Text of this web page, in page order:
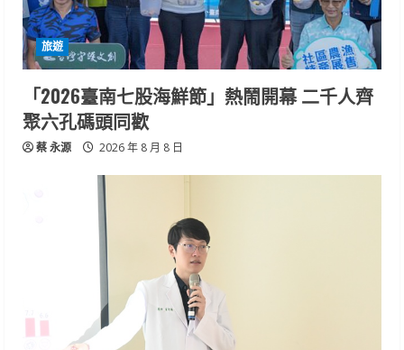
旅遊
「2026臺南七股海鮮節」熱鬧開幕 二千人齊
聚六孔碼頭同歡
蔡 永源 2026 年 8 月 8 日